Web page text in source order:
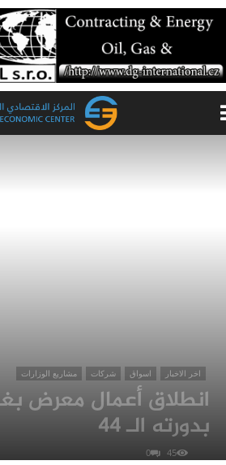
اخر الاخبار اسواق شركات مشاريع الوزارات
انطلاق أعمال معرض
بدورته الـ 44
45
0